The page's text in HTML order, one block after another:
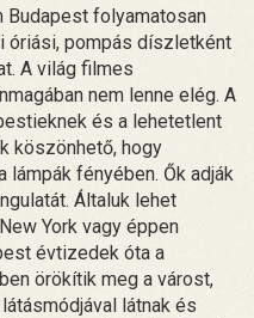
folyamatosan
óriási, pompás díszletként
A világ filmes
nem lenne elég. A
és a lehetetlent
köszönhető, hogy
fényében. Ők adják
Általuk lehet
York vagy éppen
évtizedek óta a
örökítik meg a várost,
látnak és